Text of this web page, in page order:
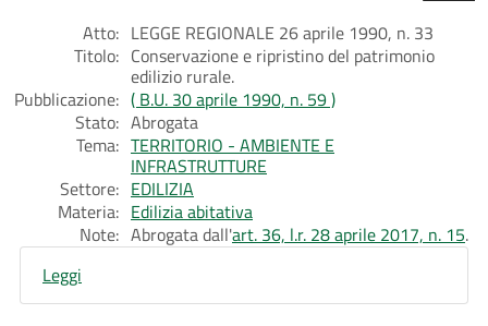
Atto: LEGGE REGIONALE 26 aprile 1990, n. 33
Titolo: Conservazione e ripristino del patrimonio
edilizio rurale.
Pubblicazione: ( B.U. 30 aprile 1990, n. 59 )
Stato: Abrogata
Tema: TERRITORIO - AMBIENTE E
INFRASTRUTTURE
Settore: EDILIZIA
Materia: Edilizia abitativa
Note: Abrogata dall'art. 36, l.r. 28 aprile 2017, n. 15.
Leggi